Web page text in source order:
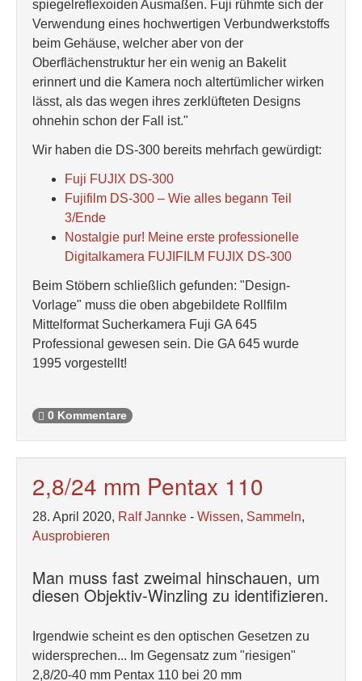
spiegelreflexoiden Ausmaßen. Fuji rühmte sich der
Verwendung eines hochwertigen Verbundwerkstoffs
beim Gehäuse, welcher aber von der
Oberflächenstruktur her ein wenig an Bakelit
erinnert und die Kamera noch altertümlicher wirken
lässt, als das wegen ihres zerklüfteten Designs
ohnehin schon der Fall ist."
Wir haben die DS-300 bereits mehrfach gewürdigt:
Fuji FUJIX DS-300
Fujifilm DS-300 – Wie alles begann Teil
3/Ende
Nostalgie pur! Meine erste professionelle
Digitalkamera FUJIFILM FUJIX DS-300
Beim Stöbern schließlich gefunden: "Design-
Vorlage" muss die oben abgebildete Rollfilm
Mittelformat Sucherkamera Fuji GA 645
Professional gewesen sein. Die GA 645 wurde
1995 vorgestellt!
0 Kommentare
2,8/24 mm Pentax 110
28. April 2020, Ralf Jannke - Wissen, Sammeln,
Ausprobieren
Man muss fast zweimal hinschauen, um
diesen Objektiv-Winzling zu identifizieren.
Irgendwie scheint es den optischen Gesetzen zu
widersprechen... Im Gegensatz zum "riesigen"
2,8/20-40 mm Pentax 110 bei 20 mm